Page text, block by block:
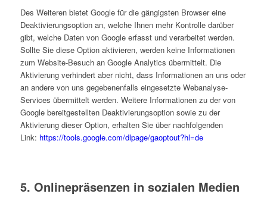
Des Weiteren bietet Google für die gängigsten Browser eine
Deaktivierungsoption an, welche Ihnen mehr Kontrolle darüber
gibt, welche Daten von Google erfasst und verarbeitet werden.
Sollte Sie diese Option aktivieren, werden keine Informationen
zum Website-Besuch an Google Analytics übermittelt. Die
Aktivierung verhindert aber nicht, dass Informationen an uns oder
an andere von uns gegebenenfalls eingesetzte Webanalyse-
Services übermittelt werden. Weitere Informationen zu der von
Google bereitgestellten Deaktivierungsoption sowie zu der
Aktivierung dieser Option, erhalten Sie über nachfolgenden
Link: https://tools.google.com/dlpage/gaoptout?hl=de
5. Onlinepräsenzen in sozialen Medien